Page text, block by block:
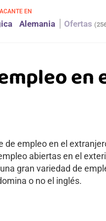
EN
Alemania Ofertas
en
de empleo en el
abiertas en el
gran variedad de
o no el inglés.